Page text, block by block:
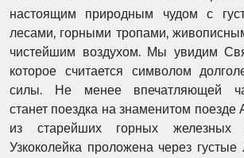
настоящим природным чудом с
лесами, горными тропами,
чистейшим воздухом. Мы увидим
которое считается символом
силы. Не менее впечатляющей
станет поездка на знаменитом
из старейших горных железных
Узкоколейка проложена через